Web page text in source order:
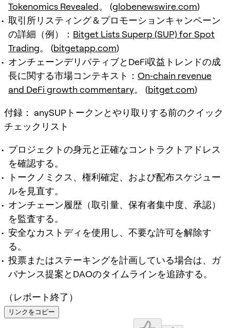
Tokenomics Revealed。 (globenewswire.com)
取引所リスティング＆プロモーションキャンペーン
の詳細（例）： Bitget Lists Superp (SUP) for Spot
Trading。 (bitgetapp.com)
オンチェーンデリバティブとDeFi収益トレンドの成
長に関する市場コンテキスト： On‑chain revenue
and DeFi growth commentary。 (bitget.com)
付録： anySUPトークンとやり取りする前のクイック
チェックリスト
プロジェクトの身元と正確なコントラクトアドレス
を確認する。
トークノミクス、権利確定、および配布スケジュー
ルを見直す。
オンチェーン履歴（取引量、保有者集中度、承認）
を監査する。
安全なカストディを使用し、不要な許可を解除す
る。
投票またはステーキングを計画している場合は、ガ
バナンス提案とDAOのタイムラインを追跡する。
（レポート終了）
リンクをコピー